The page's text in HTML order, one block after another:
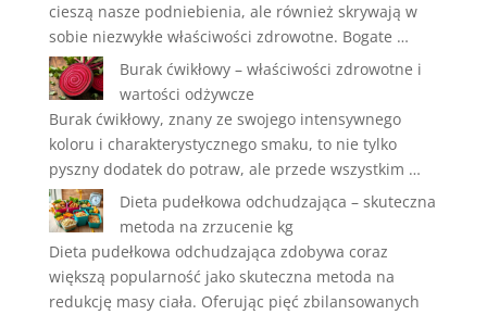
cieszą nasze podniebienia, ale również skrywają w
sobie niezwykłe właściwości zdrowotne. Bogate …
Burak ćwikłowy – właściwości zdrowotne i
wartości odżywcze
Burak ćwikłowy, znany ze swojego intensywnego
koloru i charakterystycznego smaku, to nie tylko
pyszny dodatek do potraw, ale przede wszystkim …
Dieta pudełkowa odchudzająca – skuteczna
metoda na zrzucenie kg
Dieta pudełkowa odchudzająca zdobywa coraz
większą popularność jako skuteczna metoda na
redukcję masy ciała. Oferując pięć zbilansowanych